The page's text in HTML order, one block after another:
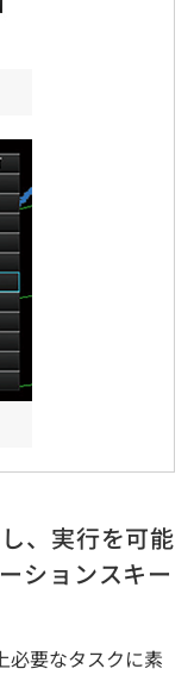
、実行を可能
ションスキー
必要なタスクに素